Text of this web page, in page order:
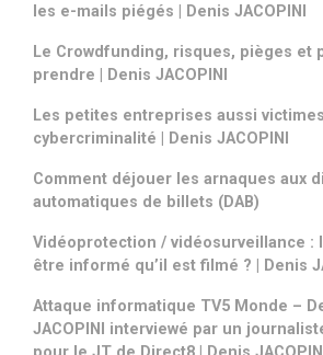
les e-mails piégés | Denis JACOPINI
Le Crowdfunding, risques, pièges et
prendre | Denis JACOPINI
Les petites entreprises aussi
cybercriminalité | Denis JACOPINI
Comment déjouer les arnaques aux
automatiques de billets (DAB)
Vidéoprotection / vidéosurveillance :
être informé qu’il est filmé ? | Denis
Attaque informatique TV5 Monde –
JACOPINI interviewé par un